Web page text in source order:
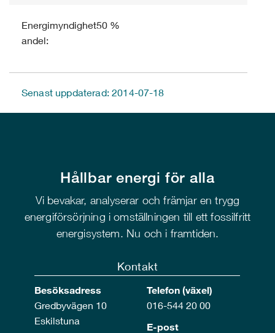
Energimyndighetens
andel:
50 %
Senast uppdaterad: 2014-07-18
Hållbar energi för alla
Vi bevakar, analyserar och främjar en trygg
energiförsörjning i omställningen till ett fossilfritt
energisystem. Nu och i framtiden.
Kontakt
Besöksadress
Gredbyvägen 10
Eskilstuna
Telefon (växel)
016-544 20 00
E-post